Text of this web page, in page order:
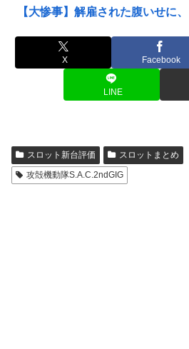
【大惨事】解雇された腹いせに
X Facebook
LINE
スロット新台評価 スロットまとめ
攻殻機動隊S.A.C.2ndGIG